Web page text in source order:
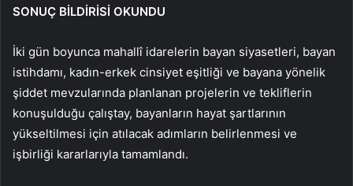
SONUÇ BİLDİRİSİ OKUNDU
İki gün boyunca mahallî idarelerin bayan siyasetleri, bayan
istihdamı, kadın-erkek cinsiyet eşitliği ve bayana yönelik
şiddet mevzularında planlanan projelerin ve tekliflerin
konuşulduğu çalıştay, bayanların hayat şartlarının
yükseltilmesi için atılacak adımların belirlenmesi ve
işbirliği kararlarıyla tamamlandı.